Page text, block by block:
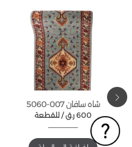
شاه سافان 007-5060
للقطعة / 600 ر.ق